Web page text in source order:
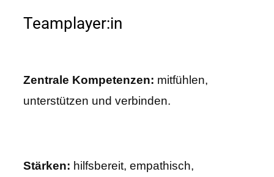
Teamplayer:in
Zentrale Kompetenzen: mitfühlen,
unterstützen und verbinden.
Stärken: hilfsbereit, empathisch,